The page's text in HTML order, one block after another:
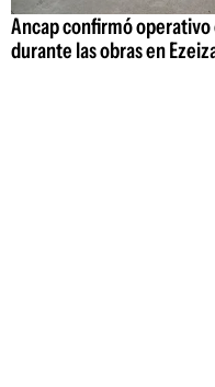
Ancap confirmó
durante las obras en